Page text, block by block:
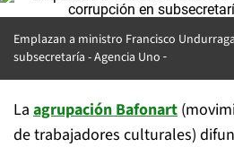
Emplazan a ministro Francisco
subsecretaría - Agencia Uno
La agrupación Bafonart
de trabajadores culturales)